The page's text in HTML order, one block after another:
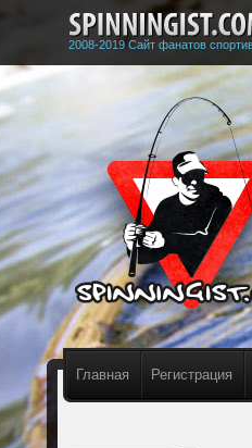
2008-2019 Сайт фанатов
Главная Регистрация